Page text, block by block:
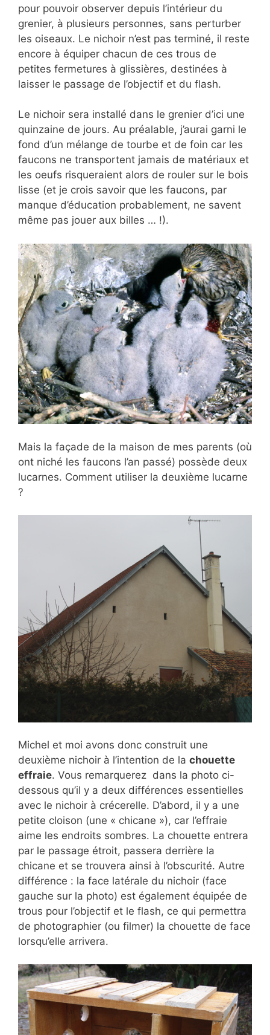
pour pouvoir observer depuis l’intérieur du
grenier, à plusieurs personnes, sans perturber
les oiseaux. Le nichoir n’est pas terminé, il reste
encore à équiper chacun de ces trous de
petites fermetures à glissières, destinées à
laisser le passage de l’objectif et du flash.
Le nichoir sera installé dans le grenier d’ici une
quinzaine de jours. Au préalable, j’aurai garni le
fond d’un mélange de tourbe et de foin car les
faucons ne transportent jamais de matériaux et
les oeufs risqueraient alors de rouler sur le bois
lisse (et je crois savoir que les faucons, par
manque d’éducation probablement, ne savent
même pas jouer aux billes … !).
Mais la façade de la maison de mes parents (où
ont niché les faucons l’an passé) possède deux
lucarnes. Comment utiliser la deuxième lucarne
?
Michel et moi avons donc construit une
deuxième nichoir à l’intention de la chouette
effraie. Vous remarquerez dans la photo ci-
dessous qu’il y a deux différences essentielles
avec le nichoir à crécerelle. D’abord, il y a une
petite cloison (une « chicane »), car l’effraie
aime les endroits sombres. La chouette entrera
par le passage étroit, passera derrière la
chicane et se trouvera ainsi à l’obscurité. Autre
différence : la face latérale du nichoir (face
gauche sur la photo) est également équipée de
trous pour l’objectif et le flash, ce qui permettra
de photographier (ou filmer) la chouette de face
lorsqu’elle arrivera.